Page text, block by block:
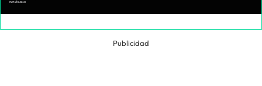
Publicidad